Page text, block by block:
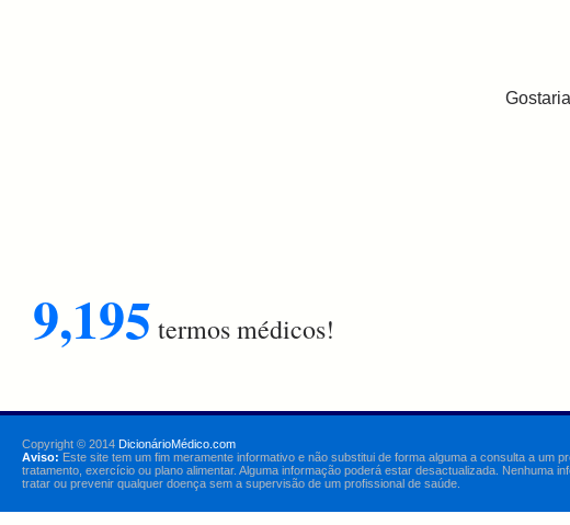
9,195 termos médicos!
Copyright © 2014 DicionárioMédico.com
Aviso: Este site tem um fim meramente informativo e não substitui de forma alguma a consulta a
tratamento, exercício ou plano alimentar. Alguma informação poderá estar desactualizada. Nenhuma
tratar ou prevenir qualquer doença sem a supervisão de um profissional de saúde.